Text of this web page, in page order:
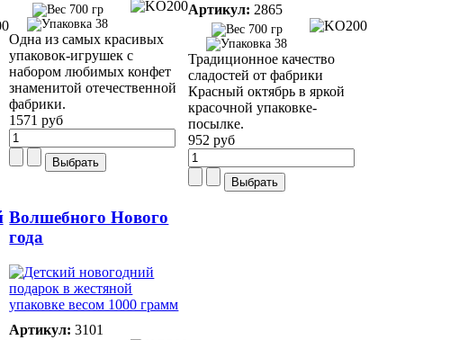
700 гр
38
Одна из самых красивых
упаковок-игрушек с
набором любимых конфет
знаменитой отечественной
фабрики.
1571 руб
Артикул: 2865
700 гр
38
Традиционное качество
сладостей от фабрики
Красный октябрь в яркой
красочной упаковке-
посылке.
952 руб
Волшебного Нового
года
Артикул: 3101